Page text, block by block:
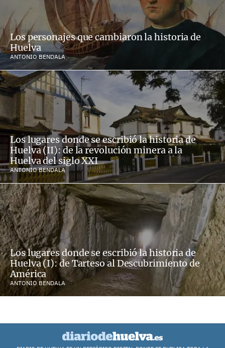
Los personajes que cambiaron la historia de
Huelva
ANTONIO BENDALA
Los lugares donde se escribió la historia de
Huelva (II): de la revolución minera a la
Huelva del siglo XXI
ANTONIO BENDALA
Los lugares donde se escribió la historia de
Huelva (I): de Tarteso al Descubrimiento de
América
ANTONIO BENDALA